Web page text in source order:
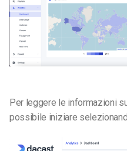
Per leggere le informazioni
possibile iniziare